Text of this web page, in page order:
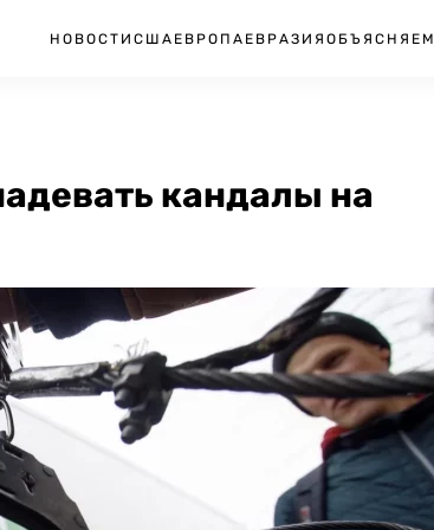
НОВОСТИ США ЕВРОПА ЕВРАЗИЯ ОБЪЯСНЯЕМ
кандалы на